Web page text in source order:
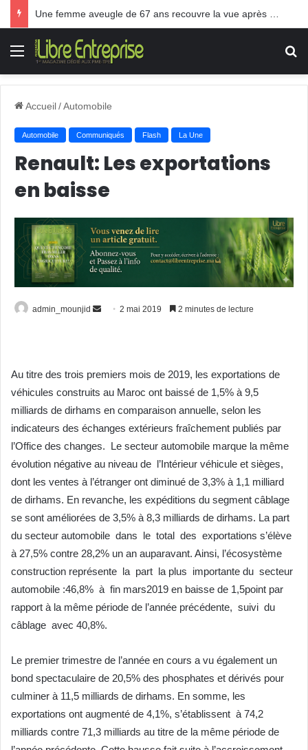
Menu
Accueil/Automobile
Automobile Communiqués Flash La Une
Renault: Les exportations
en baisse
admin_mounjid
y
e
u
r
i
e
l
2 mai 2019 2 minutes de lecture
Au titre des trois premiers mois de 2019, les exportations de
véhicules construits au Maroc ont baissé de 1,5% à 9,5
milliards de dirhams en comparaison annuelle, selon les
indicateurs des échanges extérieurs fraîchement publiés par
l’Office des changes. Le secteur automobile marque la même
évolution négative au niveau de l’Intérieur véhicule et sièges,
dont les ventes à l’étranger ont diminué de 3,3% à 1,1 milliard
de dirhams. En revanche, les expéditions du segment câblage
se sont améliorées de 3,5% à 8,3 milliards de dirhams. La part
du secteur automobile dans le total des exportations s’élève
à 27,5% contre 28,2% un an auparavant. Ainsi, l’écosystème
construction représente la part la plus importante du secteur
automobile :46,8% à fin mars2019 en baisse de 1,5point par
rapport à la même période de l’année précédente, suivi du
câblage avec 40,8%.
Le premier trimestre de l’année en cours a vu également un
bond spectaculaire de 20,5% des phosphates et dérivés pour
culminer à 11,5 milliards de dirhams. En somme, les
exportations ont augmenté de 4,1%, s’établissent à 74,2
milliards contre 71,3 milliards au titre de la même période de